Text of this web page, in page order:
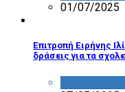
01/07/2025
Επιτροπή Ειρήνης
δράσεις για τα